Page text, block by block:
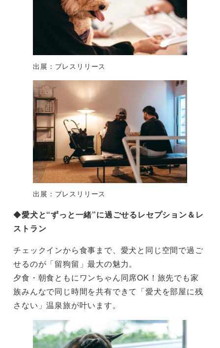
出展：プレスリリース
出展：プレスリリース
◆愛犬と“ずっと一緒”に過ごせるレセプション＆レ
ストラン
チェックインから食事まで、愛犬と同じ空間で過ご
せるのが「留狗留」最大の魅力。
夕食・朝食ともにワンちゃん同席OK！旅先でも家
族みんなで同じ時間を共有できて「愛犬を部屋に残
さない」温泉旅が叶います。